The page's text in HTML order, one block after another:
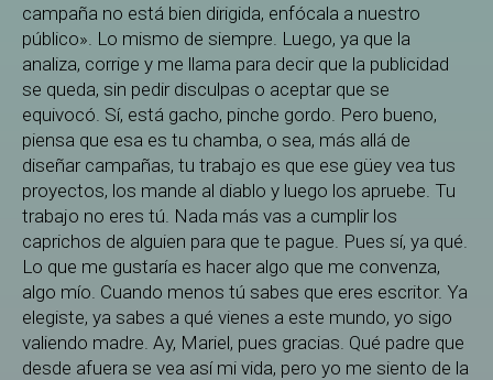
campaña no está bien dirigida, enfócala a nuestro
público». Lo mismo de siempre. Luego, ya que la
analiza, corrige y me llama para decir que la publicidad
se queda, sin pedir disculpas o aceptar que se
equivocó. Sí, está gacho, pinche gordo. Pero bueno,
piensa que esa es tu chamba, o sea, más allá de
diseñar campañas, tu trabajo es que ese güey vea tus
proyectos, los mande al diablo y luego los apruebe. Tu
trabajo no eres tú. Nada más vas a cumplir los
caprichos de alguien para que te pague. Pues sí, ya qué.
Lo que me gustaría es hacer algo que me convenza,
algo mío. Cuando menos tú sabes que eres escritor. Ya
elegiste, ya sabes a qué vienes a este mundo, yo sigo
valiendo madre. Ay, Mariel, pues gracias. Qué padre que
desde afuera se vea así mi vida, pero yo me siento de la